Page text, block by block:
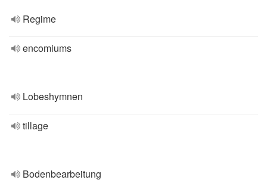
Regime
encomiums
Lobeshymnen
tillage
Bodenbearbeitung